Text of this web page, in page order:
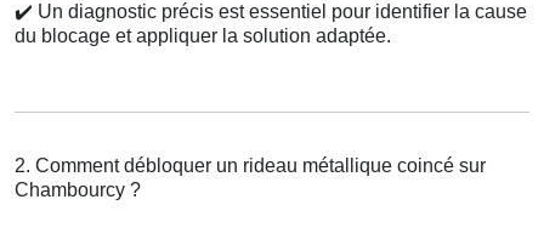
✔️ Un diagnostic précis est essentiel pour identifier la cause
du blocage et appliquer la solution adaptée.
2. Comment débloquer un rideau métallique coincé sur
Chambourcy ?